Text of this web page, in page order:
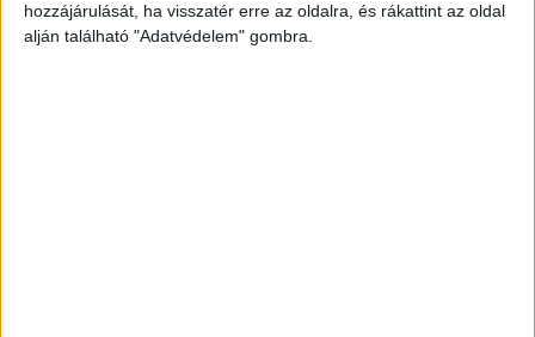
hozzájárulását, ha visszatér erre az oldalra, és rákattint az oldal
alján található "Adatvédelem" gombra.
akkor nyújtófával megveri.A Kékvillogó
legfrissebb híreit ide kattintva éred el! A